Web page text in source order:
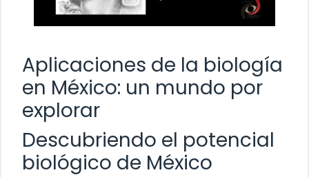
Aplicaciones de la biología
en México: un mundo por
explorar
Descubriendo el potencial
biológico de México